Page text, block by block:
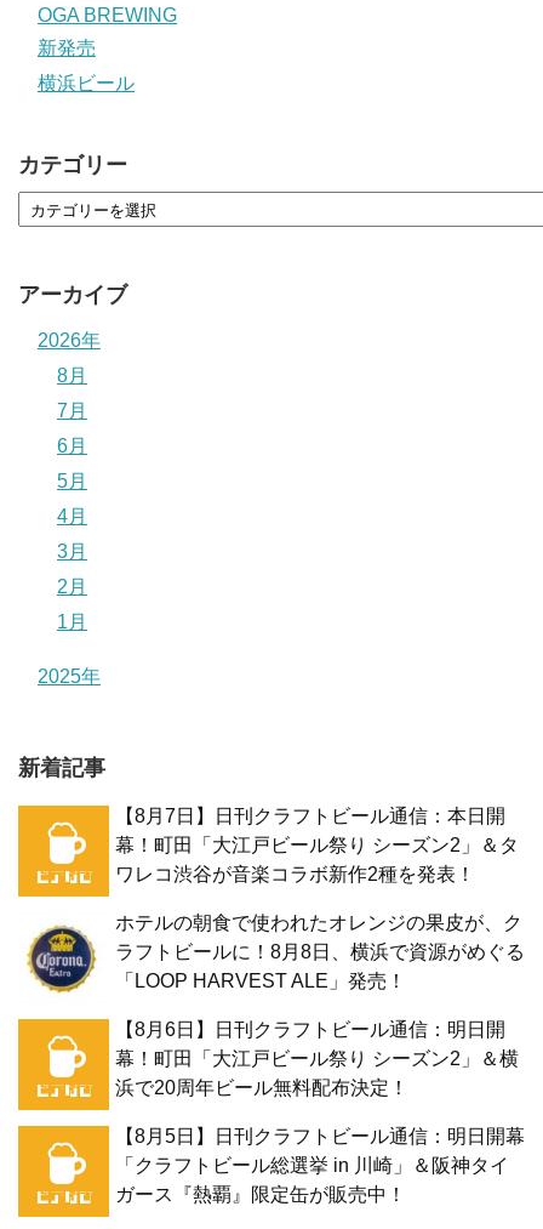
OGA BREWING
新発売
横浜ビール
カテゴリー
アーカイブ
2026年
8月
7月
6月
5月
4月
3月
2月
1月
2025年
新着記事
【8月7日】日刊クラフトビール通信：本日開
幕！町田「大江戸ビール祭り シーズン2」＆タ
ワレコ渋谷が音楽コラボ新作2種を発表！
ホテルの朝食で使われたオレンジの果皮が、ク
ラフトビールに！8月8日、横浜で資源がめぐる
「LOOP HARVEST ALE」発売！
【8月6日】日刊クラフトビール通信：明日開
幕！町田「大江戸ビール祭り シーズン2」＆横
浜で20周年ビール無料配布決定！
【8月5日】日刊クラフトビール通信：明日開幕
「クラフトビール総選挙 in 川崎」＆阪神タイ
ガース『熱覇』限定缶が販売中！